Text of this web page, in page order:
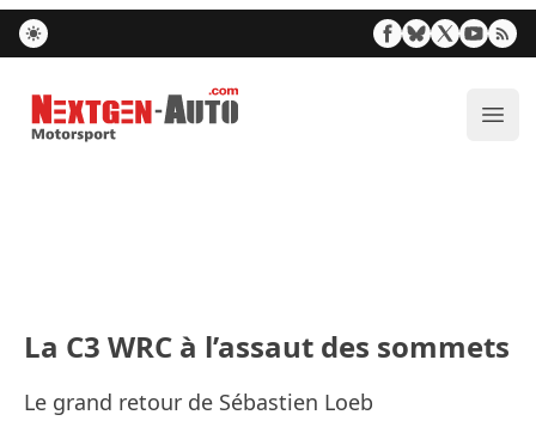
Nextgen-Auto.com
La C3 WRC à l’assaut des sommets
Le grand retour de Sébastien Loeb